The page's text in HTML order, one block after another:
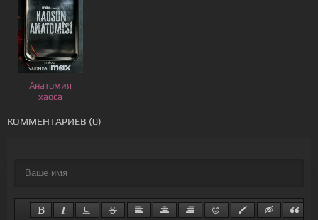
Анатомия
хаоса
КОММЕНТАРИЕВ (0)